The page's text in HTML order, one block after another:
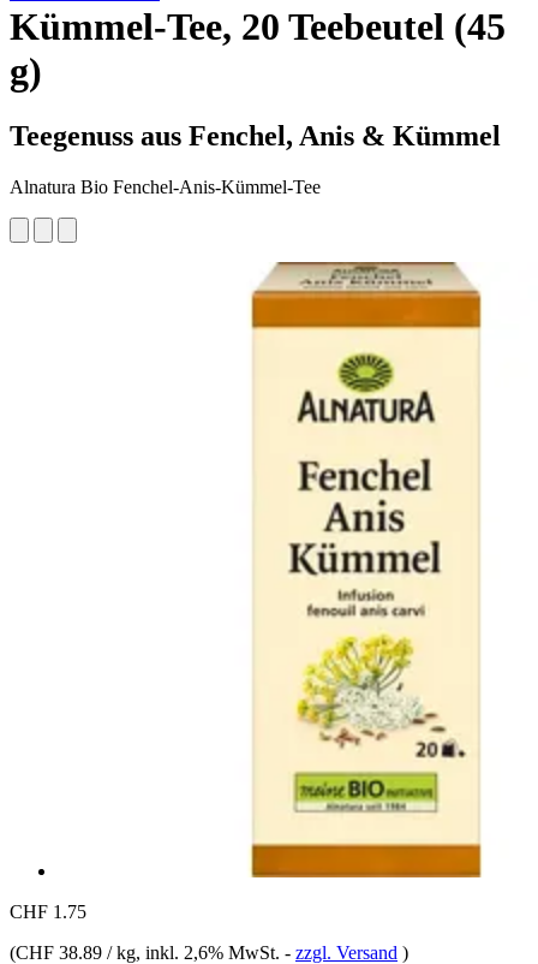
Kümmel-Tee, 20 Teebeutel (45
g)
Teegenuss aus Fenchel, Anis & Kümmel
Alnatura Bio Fenchel-Anis-Kümmel-Tee
CHF 1.75
(CHF 38.89 / kg, inkl. 2,6% MwSt. - zzgl. Versand )